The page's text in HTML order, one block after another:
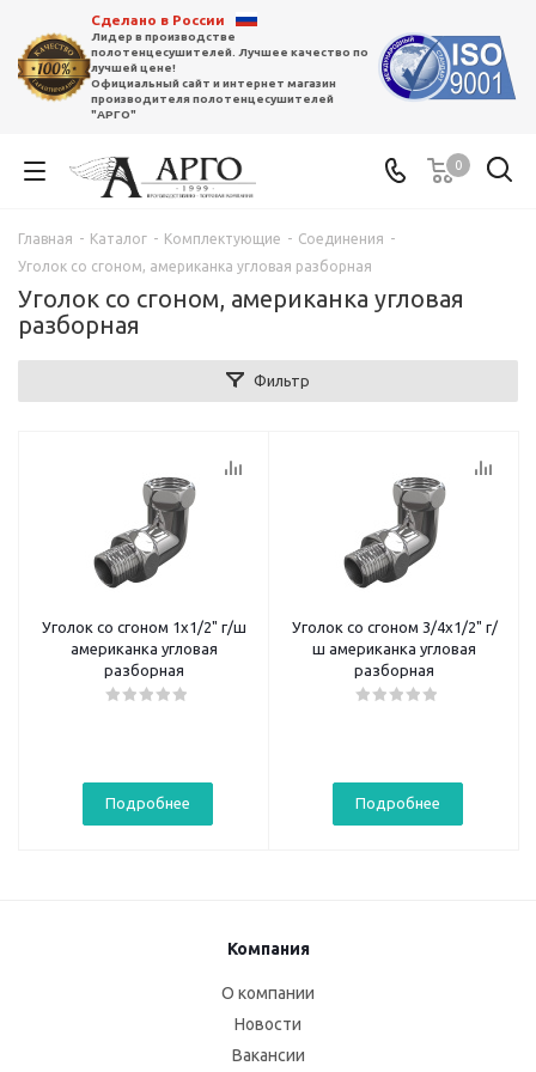
Сделано в России
Лидер в производстве
полотенцесушителей. Лучшее качество по
лучшей цене!
Официальный сайт и интернет магазин
производителя полотенцесушителей
"АРГО"
0
Главная - Каталог - Комплектующие - Соединения -
Уголок со сгоном, американка угловая разборная
Уголок со сгоном, американка угловая
разборная
Фильтр
Уголок со сгоном 1х1/2" г/ш
американка угловая
разборная
Подробнее
Уголок со сгоном 3/4х1/2" г/
ш американка угловая
разборная
Подробнее
Компания
О компании
Новости
Вакансии